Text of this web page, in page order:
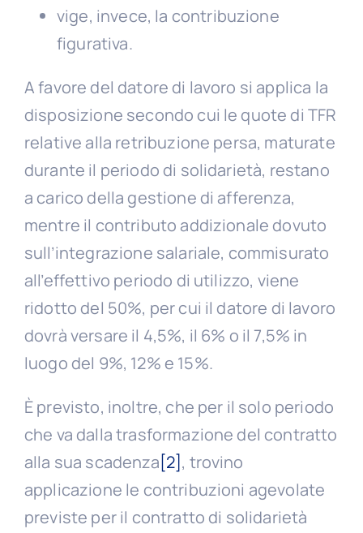
vige, invece, la contribuzione
figurativa.
A favore del datore di lavoro si applica la
disposizione secondo cui le quote di TFR
relative alla retribuzione persa, maturate
durante il periodo di solidarietà, restano
a carico della gestione di afferenza,
mentre il contributo addizionale dovuto
sull’integrazione salariale, commisurato
all’effettivo periodo di utilizzo, viene
ridotto del 50%, per cui il datore di lavoro
dovrà versare il 4,5%, il 6% o il 7,5% in
luogo del 9%, 12% e 15%.
È previsto, inoltre, che per il solo periodo
che va dalla trasformazione del contratto
alla sua scadenza[2], trovino
applicazione le contribuzioni agevolate
previste per il contratto di solidarietà